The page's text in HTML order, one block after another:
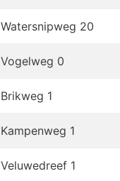
Watersnipweg 20
Vogelweg 0
Brikweg 1
Kampenweg 1
Veluwedreef 1